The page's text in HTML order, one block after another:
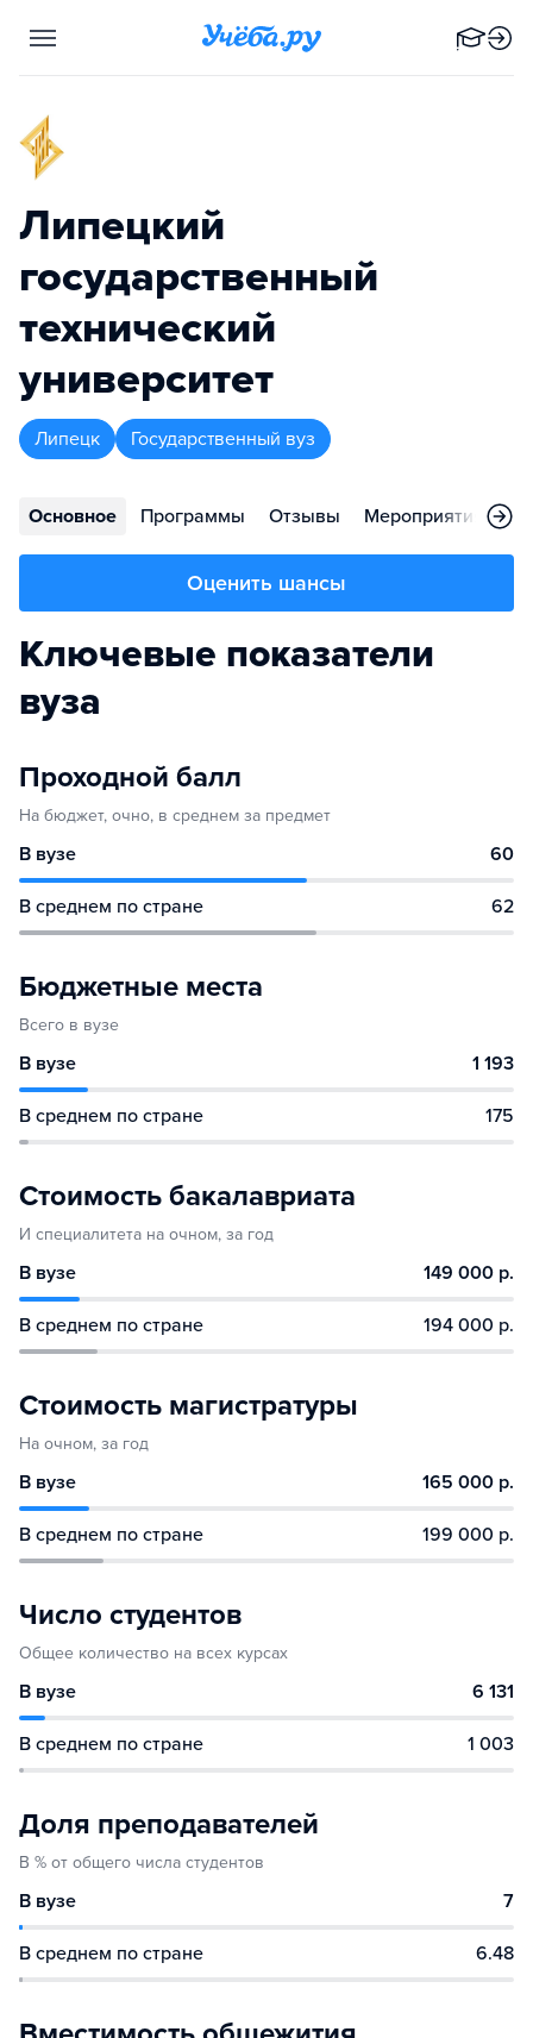
Липецкий
государственный
технический
университет
Липецк Государственный вуз
Основное Программы Отзывы Мероприятия
Оценить шансы
Ключевые показатели
вуза
Проходной балл
На бюджет, очно, в среднем за предмет
В вузе 60
В среднем по стране 62
Бюджетные места
Всего в вузе
В вузе 1 193
В среднем по стране 175
Стоимость бакалавриата
И специалитета на очном, за год
В вузе 149 000 р.
В среднем по стране 194 000 р.
Стоимость магистратуры
На очном, за год
В вузе 165 000 р.
В среднем по стране 199 000 р.
Число студентов
Общее количество на всех курсах
В вузе 6 131
В среднем по стране 1 003
Доля преподавателей
В % от общего числа студентов
В вузе 7
В среднем по стране 6.48